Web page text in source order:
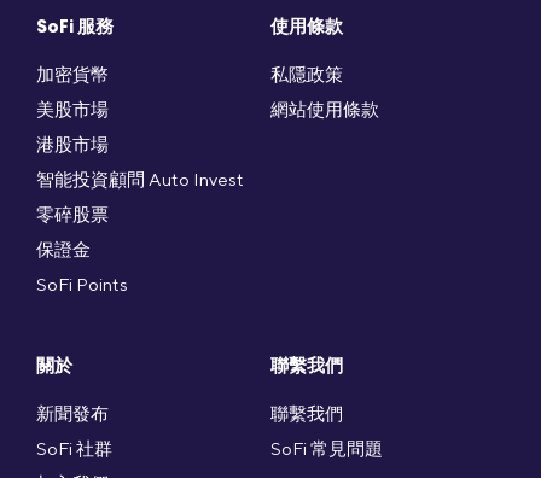
SoFi 服務
加密貨幣
美股市場
港股市場
智能投資顧問 Auto Invest
零碎股票
保證金
SoFi Points
使用條款
私隱政策
網站使用條款
關於
新聞發布
SoFi 社群
聯繫我們
聯繫我們
SoFi 常見問題